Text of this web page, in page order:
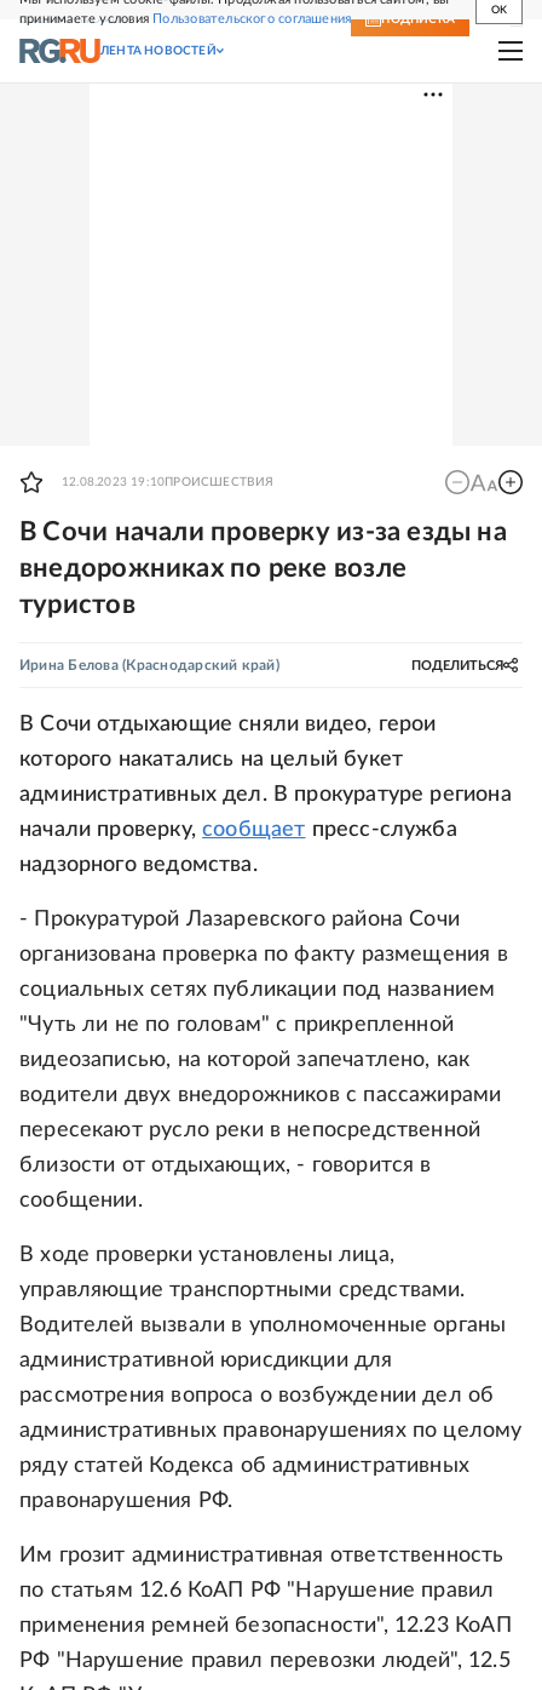
принимаете условия Пользовательского соглашения
OK
СВЕЖИЙ НОМЕР ПОДПИСКА
ЛЕНТА НОВОСТЕЙ
12.08.2023 19:10 ПРОИСШЕСТВИЯ
В Сочи начали проверку из-за езды на
внедорожниках по реке возле
туристов
Ирина Белова(Краснодарский край) ПОДЕЛИТЬСЯ
В Сочи отдыхающие сняли видео, герои
которого накатались на целый букет
административных дел. В прокуратуре региона
начали проверку,сообщает пресс-служба
надзорного ведомства.
- Прокуратурой Лазаревского района Сочи
организована проверка по факту размещения в
социальных сетях публикации под названием
"Чуть ли не по головам" с прикрепленной
видеозаписью, на которой запечатлено, как
водители двух внедорожников с пассажирами
пересекают русло реки в непосредственной
близости от отдыхающих, - говорится в
сообщении.
В ходе проверки установлены лица,
управляющие транспортными средствами.
Водителей вызвали в уполномоченные органы
административной юрисдикции для
рассмотрения вопроса о возбуждении дел об
административных правонарушениях по целому
ряду статей Кодекса об административных
правонарушения РФ.
Им грозит административная ответственность
по статьям 12.6 КоАП РФ "Нарушение правил
применения ремней безопасности", 12.23 КоАП
РФ "Нарушение правил перевозки людей", 12.5